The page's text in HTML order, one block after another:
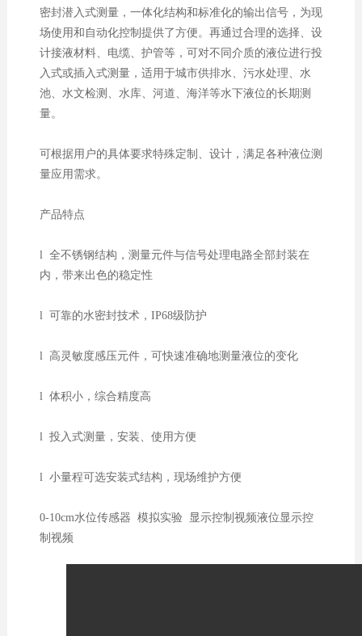
密封潜入式测量，一体化结构和标准化的输出信号，为现
场使用和自动化控制提供了方便。再通过合理的选择、设
计接液材料、电缆、护管等，可对不同介质的液位进行投
入式或插入式测量，适用于城市供排水、污水处理、水
池、水文检测、水库、河道、海洋等水下液位的长期测
量。
可根据用户的具体要求特殊定制、设计，满足各种液位测
量应用需求。
产品特点
l 全不锈钢结构，测量元件与信号处理电路全部封装在
内，带来出色的稳定性
l 可靠的水密封技术，IP68级防护
l 高灵敏度感压元件，可快速准确地测量液位的变化
l 体积小，综合精度高
l 投入式测量，安装、使用方便
l 小量程可选安装式结构，现场维护方便
0-10cm水位传感器 模拟实验 显示控制视频液位显示控
制视频